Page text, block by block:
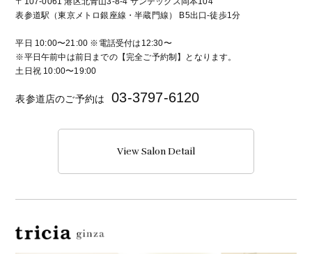
表参道駅（東京メトロ銀座線・半蔵門線） B5出口-徒歩1分
平日 10:00〜21:00 ※電話受付は12:30〜
※平日午前中は前日までの【完全ご予約制】となります。
土日祝 10:00〜19:00
表参道店のご予約は 03-3797-6120
View Salon Detail